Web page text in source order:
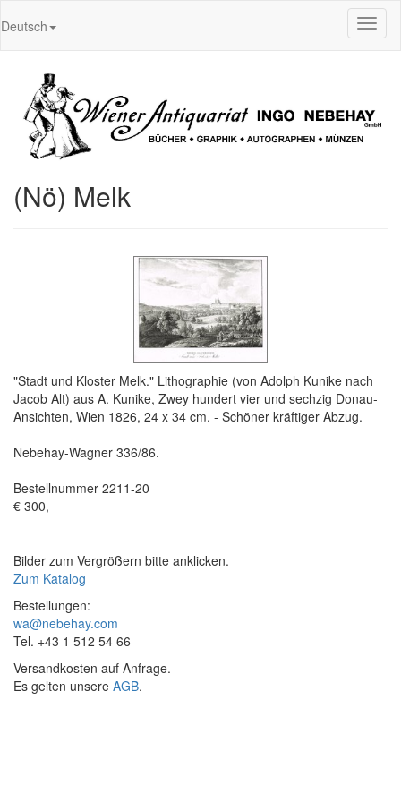
Deutsch
(Nö) Melk
"Stadt und Kloster Melk." Lithographie (von Adolph Kunike nach
Jacob Alt) aus A. Kunike, Zwey hundert vier und sechzig Donau-
Ansichten, Wien 1826, 24 x 34 cm. - Schöner kräftiger Abzug.
Nebehay-Wagner 336/86.
Bestellnummer 2211-20
€ 300,-
Bilder zum Vergrößern bitte anklicken.
Zum Katalog
Bestellungen:
wa@nebehay.com
Tel. +43 1 512 54 66
Versandkosten auf Anfrage.
Es gelten unsere AGB.